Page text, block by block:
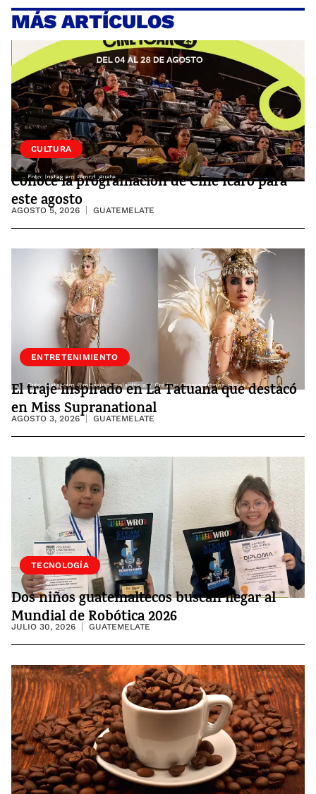
MÁS ARTÍCULOS
CULTURA
Conoce la programación de Cine Ícaro para
este agosto
AGOSTO 5, 2026 GUATEMELATE
ENTRETENIMIENTO
El traje inspirado en La Tatuana que destacó
en Miss Supranational
AGOSTO 3, 2026 GUATEMELATE
SOCIEDAD
TECNOLOGÍA
Dos niños guatemaltecos buscan llegar al
Mundial de Robótica 2026
JULIO 30, 2026 GUATEMELATE